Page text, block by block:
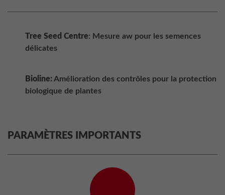
Tree Seed Centre: Mesure aw pour les semences
délicates
Bioline:Amélioration des contrôles pour la protection
biologique de plantes
PARAMÈTRES IMPORTANTS